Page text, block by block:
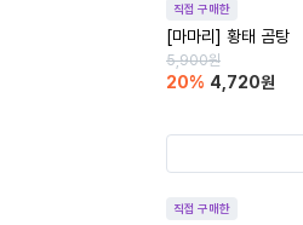
직접 구매한
[마마리] 황태 곰탕
5,900원
20% 4,720원
직접 구매한